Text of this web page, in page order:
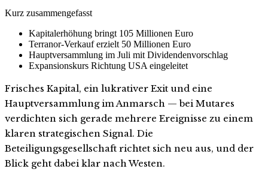
Kurz zusammengefasst
Kapitalerhöhung bringt 105 Millionen Euro
Terranor-Verkauf erzielt 50 Millionen Euro
Hauptversammlung im Juli mit Dividendenvorschlag
Expansionskurs Richtung USA eingeleitet
Frisches Kapital, ein lukrativer Exit und eine
Hauptversammlung im Anmarsch — bei Mutares
verdichten sich gerade mehrere Ereignisse zu einem
klaren strategischen Signal. Die
Beteiligungsgesellschaft richtet sich neu aus, und der
Blick geht dabei klar nach Westen.